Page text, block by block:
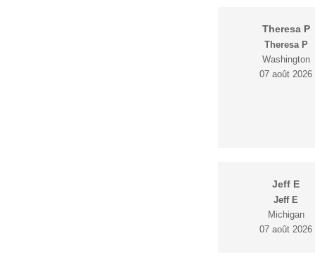
Theresa P
Theresa P
Washington
07 août 2026
Jeff E
Jeff E
Michigan
07 août 2026